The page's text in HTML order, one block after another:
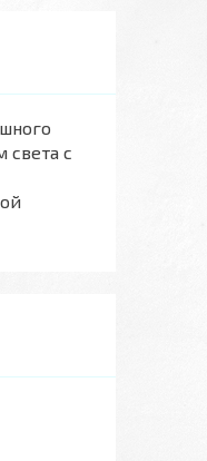
света с